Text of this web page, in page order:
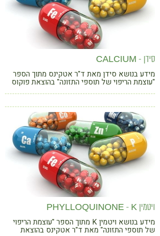
סידן - CALCIUM
מידע בנושא סידן מאת ד"ר אטקינס מתוך הספר
"עוצמת הריפוי של תוספי התזונה" בהוצאת פוקוס
ויטמין PHYLLOQUINONE - K
מידע בנושא ויטמין K מתוך הספר "עוצמת הריפוי
של תוספי התזונה" מאת ד"ר אטקינס בהוצאת